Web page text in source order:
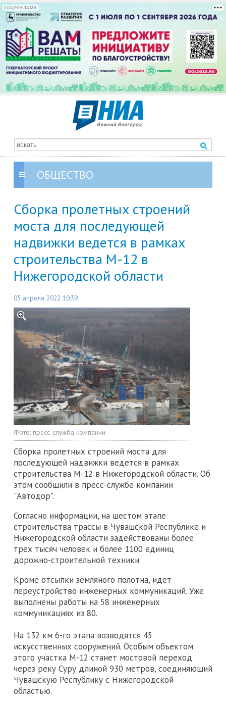
СОЦРЕКЛАМА
ОБЩЕСТВО
Сборка пролетных строений
моста для последующей
надвижки ведется в рамках
строительства М-12 в
Нижегородской области
05 апреля 2022 10:39
Фото: пресс-служба компании
Сборка пролетных строений моста для
последующей надвижки ведется в рамках
строительства М-12 в Нижегородской области. Об
этом сообщили в пресс-службе компании
"Автодор".
Согласно информации, на шестом этапе
строительства трассы в Чувашской Республике и
Нижегородской области задействованы более
трех тысяч человек и более 1100 единиц
дорожно-строительной техники.
Кроме отсыпки земляного полотна, идет
переустройство инженерных коммуникаций. Уже
выполнены работы на 58 инженерных
коммуникациях из 80.
На 132 км 6-го этапа возводятся 45
искусственных сооружений. Особым объектом
этого участка М-12 станет мостовой переход
через реку Суру длиной 930 метров, соединяющий
Чувашскую Республику с Нижегородской
областью.